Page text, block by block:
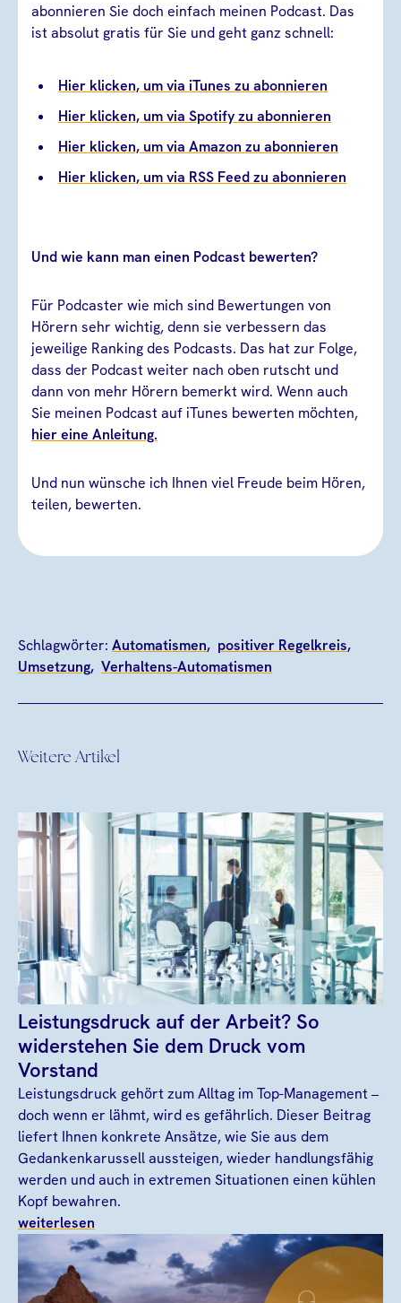
abonnieren Sie doch einfach meinen Podcast. Das
ist absolut gratis für Sie und geht ganz schnell:
Hier klicken, um via iTunes zu abonnieren
Hier klicken, um via Spotify zu abonnieren
Hier klicken, um via Amazon zu abonnieren
Hier klicken, um via RSS Feed zu abonnieren
Und wie kann man einen Podcast bewerten?
Für Podcaster wie mich sind Bewertungen von
Hörern sehr wichtig, denn sie verbessern das
jeweilige Ranking des Podcasts. Das hat zur Folge,
dass der Podcast weiter nach oben rutscht und
dann von mehr Hörern bemerkt wird. Wenn auch
Sie meinen Podcast auf iTunes bewerten möchten,
hier eine Anleitung.
Und nun wünsche ich Ihnen viel Freude beim Hören,
teilen, bewerten.
Schlagwörter: Automatismen
positiver Regelkreis
Umsetzung Verhaltens-Automatismen
Weitere Artikel
Leistungsdruck auf der Arbeit? So
widerstehen Sie dem Druck vom
Vorstand
Leistungsdruck gehört zum Alltag im Top-Management –
doch wenn er lähmt, wird es gefährlich. Dieser Beitrag
liefert Ihnen konkrete Ansätze, wie Sie aus dem
Gedankenkarussell aussteigen, wieder handlungsfähig
werden und auch in extremen Situationen einen kühlen
Kopf bewahren.
weiterlesen